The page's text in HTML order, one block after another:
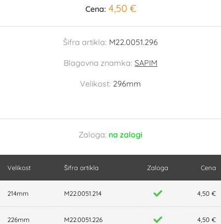
Cena: 4,50 €
Šifra artikla: M22.0051.296
Blagovna znamka: SAPIM
Velikost: 296mm
Zaloga: na zalogi
Velikost Šifra artikla Zaloga Cena
214mm M22.0051.214 4,50 €
226mm M22.0051.226 4,50 €